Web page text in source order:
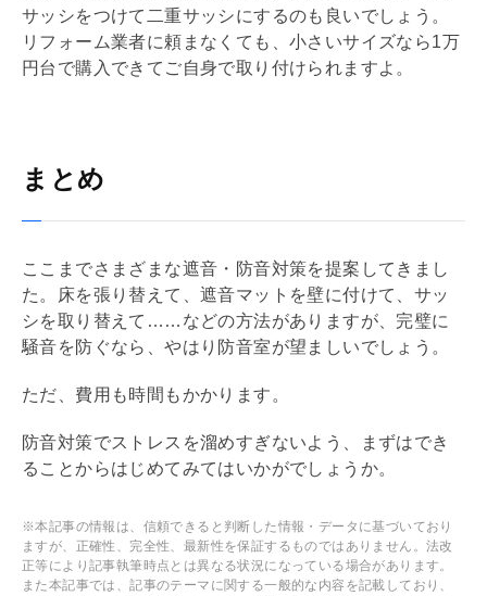
サッシをつけて二重サッシにするのも良いでしょう。
リフォーム業者に頼まなくても、小さいサイズなら1万
円台で購入できてご自身で取り付けられますよ。
まとめ
ここまでさまざまな遮音・防音対策を提案してきまし
た。床を張り替えて、遮音マットを壁に付けて、サッ
シを取り替えて……などの方法がありますが、完璧に
騒音を防ぐなら、やはり防音室が望ましいでしょう。
ただ、費用も時間もかかります。
防音対策でストレスを溜めすぎないよう、まずはでき
ることからはじめてみてはいかがでしょうか。
※本記事の情報は、信頼できると判断した情報・データに基づいており
ますが、正確性、完全性、最新性を保証するものではありません。法改
正等により記事執筆時点とは異なる状況になっている場合があります。
また本記事では、記事のテーマに関する一般的な内容を記載しており、